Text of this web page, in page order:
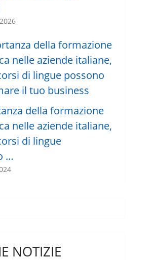
della formazione
nelle aziende italiane,
di lingue
…
NOTIZIE